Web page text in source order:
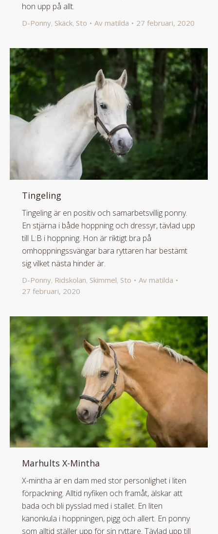
hon upp på allt.
D-Ponny, Skäck, Sto Av matilda 27 februari, 2020
Tingeling
Tingeling är en positiv och samarbetsvillig ponny.
En stjärna i både hoppning och dressyr, tävlad upp
till L:B i hoppning. Hon är riktigt bra på
omhoppningssvängar bara ryttaren har bestämt
sig vilket nästa hinder är.
D-Ponny, Ridskolan, Skimmel, Sto Av matilda
27 februari, 2020
Marhults X-Mintha
X-mintha är en dam med stor personlighet i liten
förpackning. Alltid nyfiken och framåt, älskar att
bada och bli pysslad med i stallet. En liten
kanonkula i hoppningen, pigg och allert. En ponny
som alltid ställer upp för sin ryttare. Tävlad upp till